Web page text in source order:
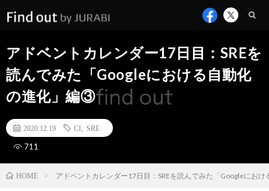
アドベントカレンダー17日目：SREを
読んでみた「Googleにおける自動化
の進化」編③
2020.12.19 CI SRE
711
HOME アドベントカレンダー17日目：SREを読んでみた「Googleにお